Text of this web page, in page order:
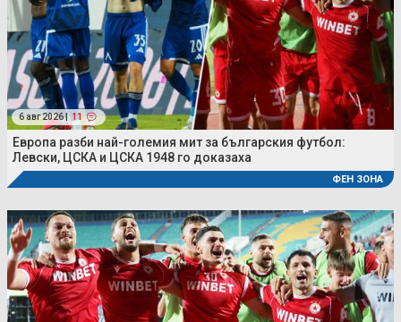
6 авг 2026 | 11
Европа разби най-големия мит за българския футбол:
Левски, ЦСКА и ЦСКА 1948 го доказаха
ФЕН ЗОНА